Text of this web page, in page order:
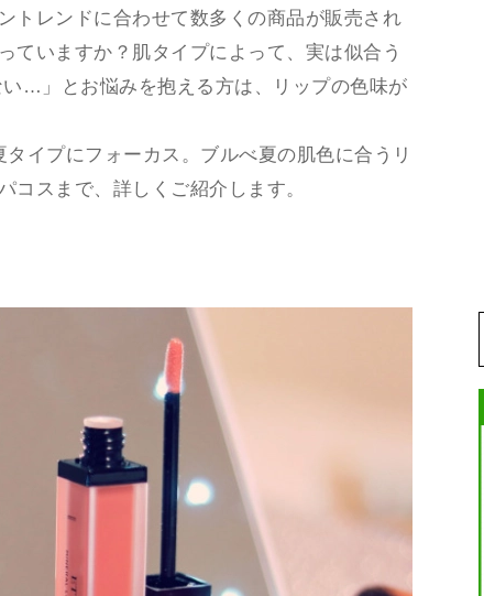
トレンドに合わせて数多くの商品が販売され
ていますか？肌タイプによって、実は似合う
…」とお悩みを抱える方は、リップの色味が
イプにフォーカス。ブルべ夏の肌色に合うリ
コスまで、詳しくご紹介します。